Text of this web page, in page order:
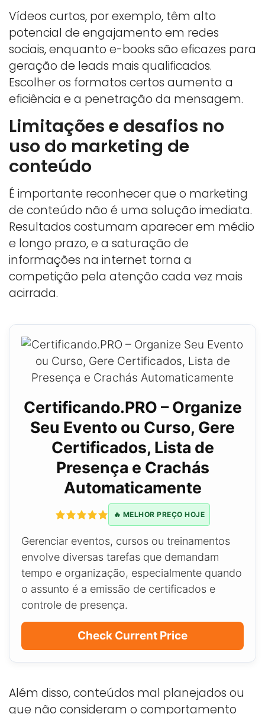
Vídeos curtos, por exemplo, têm alto
potencial de engajamento em redes
sociais, enquanto e-books são eficazes para
geração de leads mais qualificados.
Escolher os formatos certos aumenta a
eficiência e a penetração da mensagem.
Limitações e desafios no
uso do marketing de
conteúdo
É importante reconhecer que o marketing
de conteúdo não é uma solução imediata.
Resultados costumam aparecer em médio
e longo prazo, e a saturação de
informações na internet torna a
competição pela atenção cada vez mais
acirrada.
Certificando.PRO – Organize
Seu Evento ou Curso, Gere
Certificados, Lista de
Presença e Crachás
Automaticamente
🔥 MELHOR PREÇO HOJE
Gerenciar eventos, cursos ou treinamentos
envolve diversas tarefas que demandam
tempo e organização, especialmente quando
o assunto é a emissão de certificados e
controle de presença.
Check Current Price
Além disso, conteúdos mal planejados ou
que não consideram o comportamento